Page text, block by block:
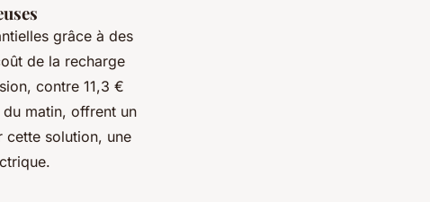
grâce à des
de la recharge
contre 11,3 €
du matin, offrent un
cette solution, une